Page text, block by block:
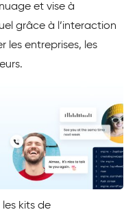
et vise à
grâce à l’interaction
les entreprises, les
kits de